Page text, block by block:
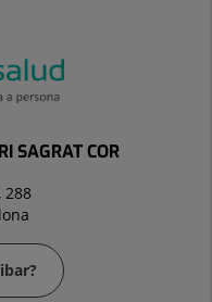
SAGRAT COR
288